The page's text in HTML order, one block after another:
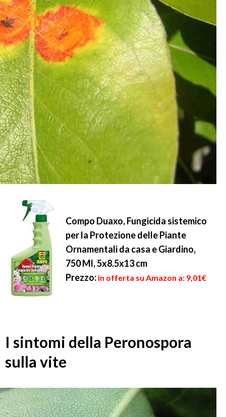
Compo Duaxo, Fungicida sistemico
per la Protezione delle Piante
Ornamentali da casa e Giardino,
750 Ml, 5x8.5x13 cm
Prezzo: in offerta su Amazon a: 9,01€
I sintomi della Peronospora
sulla vite